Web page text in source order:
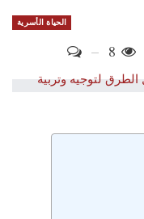
الحياة الأسرية